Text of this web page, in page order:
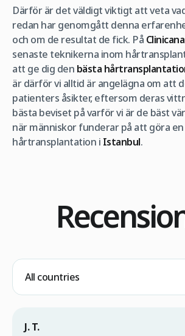
Därför är det väldigt viktigt att veta
redan har genomgått denna
och om de resultat de fick. På Clinicana
senaste teknikerna inom
att ge dig den bästa
är därför vi alltid är angelägna om att
patienters åsikter, eftersom deras
bästa beviset på varför vi är de bäst
när människor funderar på att göra en
hårtransplantation i Istanbul.
J. T.